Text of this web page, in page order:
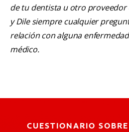
de tu dentista u otro proveedor
y Dile siempre cualquier
relación con alguna
médico.
CUESTIONARIO